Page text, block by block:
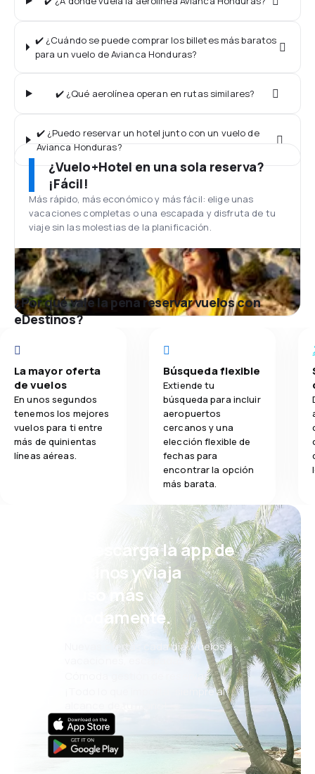
✔️ ¿Cuándo se puede comprar los billetes más baratos
para un vuelo de Avianca Honduras?
✔️ ¿Qué aerolínea operan en rutas similares?
✔️ ¿Puedo reservar un hotel junto con un vuelo de
Avianca Honduras?
¿Vuelo+Hotel en una sola reserva?
¡Fácil!
Más rápido, más económico y más fácil: elige unas
vacaciones completas o una escapada y disfruta de tu
viaje sin las molestias de la planificación.
¿Por qué vale la pena reservar vuelos con
eDestinos?
La mayor oferta
de vuelos
En unos segundos
tenemos los mejores
vuelos para ti entre
más de quinientas
líneas aéreas.
Búsqueda flexible
Extiende tu
búsqueda para incluir
aeropuertos
cercanos y una
elección flexible de
fechas para
encontrar la opción
más barata.
¡Eh! Descarga la app de
eDestinos y viaja
incluso más
cómodamente.
Nuevas ofertas cada día: vuelos,
vacaciones, escapadas
Cómoda gestión de reservas
¡Todo lo que importa, siempre al